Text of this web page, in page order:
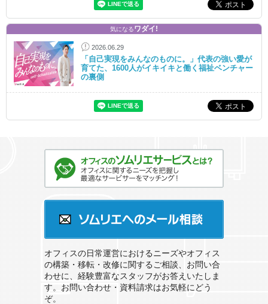
気になるワダイ!
2026.06.29
「自己実現をみんなのものに。」代表の強い愛が
育てた、1600人がイキイキと働く福祉ベンチャー
の裏側
オフィスの日常運営におけるニーズやオフィス
の構築・移転・改修に関するご相談、お問い合
わせに、経験豊富なスタッフがお答えいたしま
す。お問い合わせ・資料請求はお気軽にどう
ぞ。